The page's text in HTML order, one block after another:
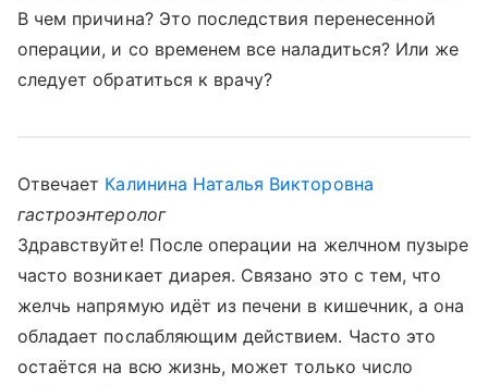
В чем причина? Это последствия перенесенной
операции, и со временем все наладиться? Или же
следует обратиться к врачу?
Отвечает Калинина Наталья Викторовна
гастроэнтеролог
Здравствуйте! После операции на желчном пузыре
часто возникает диарея. Связано это с тем, что
желчь напрямую идёт из печени в кишечник, а она
обладает послабляющим действием. Часто это
остаётся на всю жизнь, может только число